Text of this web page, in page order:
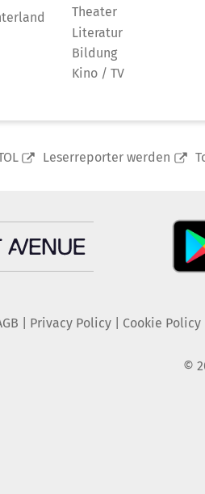
Theater
Literatur
Bildung
Kino / TV
Leserreporter werden
Privacy Policy| Cookie Policy|
©